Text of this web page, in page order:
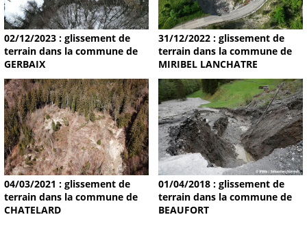
02/12/2023 : glissement de
terrain dans la commune de
GERBAIX
31/12/2022 : glissement de
terrain dans la commune de
MIRIBEL LANCHATRE
04/03/2021 : glissement de
terrain dans la commune de
CHATELARD
01/04/2018 : glissement de
terrain dans la commune de
BEAUFORT